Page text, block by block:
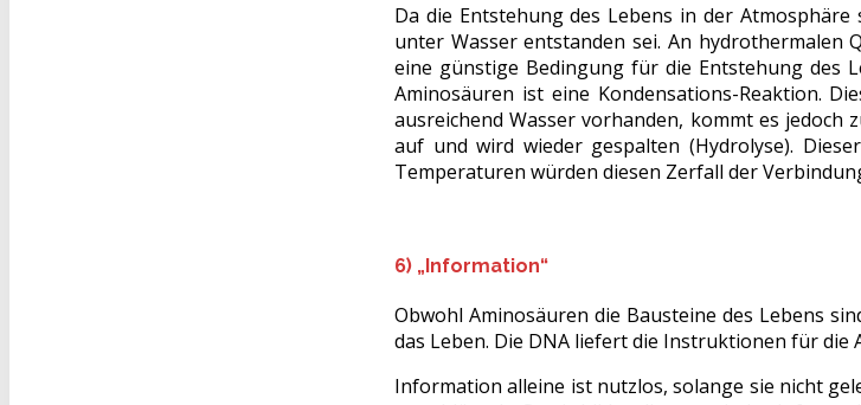
Da die Entstehung des Lebens in der
unter Wasser entstanden sei. An hydrothermalen
eine günstige Bedingung für die Entstehung des
Aminosäuren ist eine Kondensations-Reaktion.
ausreichend Wasser vorhanden, kommt es
auf und wird wieder gespalten (Hydrolyse).
Temperaturen würden diesen Zerfall der
6) „Information“
Obwohl Aminosäuren die Bausteine des Lebens
das Leben. Die DNA liefert die Instruktionen für
Information alleine ist nutzlos, solange sie nicht